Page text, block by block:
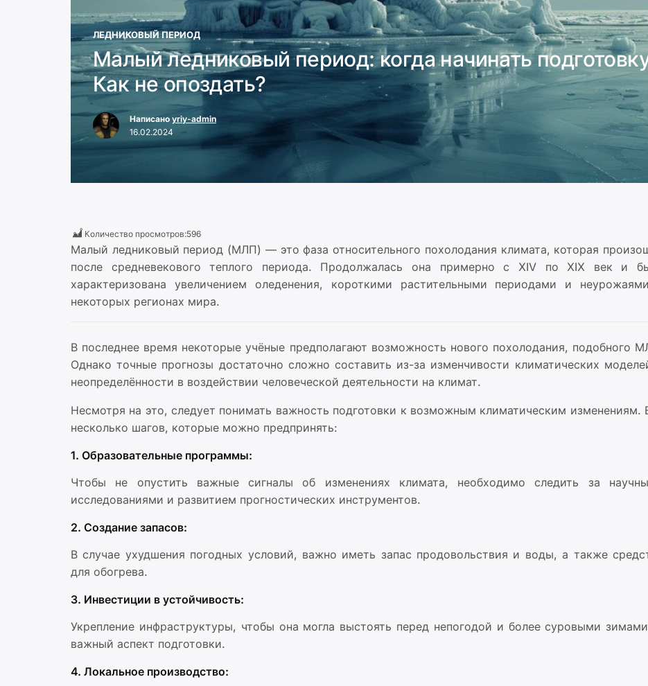
ЛЕДНИКОВЫЙ ПЕРИОД
Малый ледниковый период: когда начинать
Как не опоздать?
Написано yriy-admin
16.02.2024
Количество просмотров:596
Малый ледниковый период (МЛП) — это фаза относительного похолодания климата, которая
после средневекового теплого периода. Продолжалась она примерно с XIV по XIX век и
характеризована увеличением оледенения, короткими растительными периодами и
некоторых регионах мира.
В последнее время некоторые учёные предполагают возможность нового похолодания, подобного
Однако точные прогнозы достаточно сложно составить из-за изменчивости климатических
неопределённости в воздействии человеческой деятельности на климат.
Несмотря на это, следует понимать важность подготовки к возможным климатическим изменениям.
несколько шагов, которые можно предпринять:
1. Образовательные программы:
Чтобы не опустить важные сигналы об изменениях климата, необходимо следить за
исследованиями и развитием прогностических инструментов.
2. Создание запасов:
В случае ухудшения погодных условий, важно иметь запас продовольствия и воды, а также
для обогрева.
3. Инвестиции в устойчивость:
Укрепление инфраструктуры, чтобы она могла выстоять перед непогодой и более суровыми
важный аспект подготовки.
4. Локальное производство: